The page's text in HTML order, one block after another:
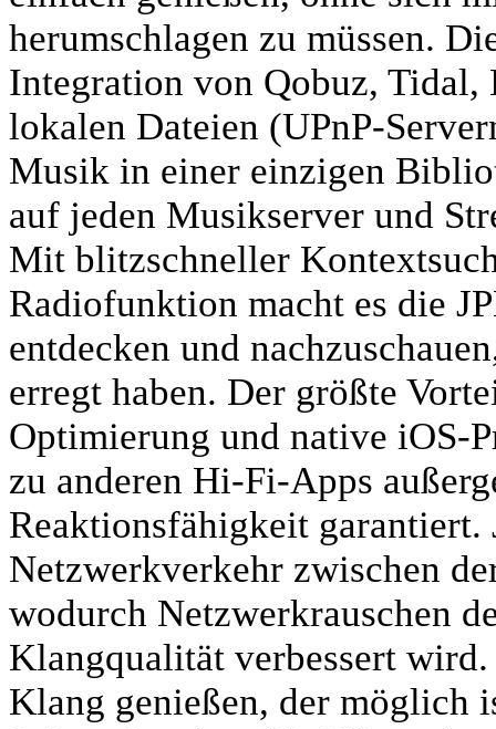
herumschlagen zu müssen.
Integration von Qobuz,
lokalen Dateien (UPnP-
Musik in einer einzigen
auf jeden Musikserver und
Mit blitzschneller
Radiofunktion macht es die
entdecken und
erregt haben. Der größte
Optimierung und native iOS-
zu anderen Hi-Fi-Apps
Reaktionsfähigkeit
Netzwerkverkehr zwischen
wodurch Netzwerkrauschen
Klangqualität verbessert
Klang genießen, der möglich